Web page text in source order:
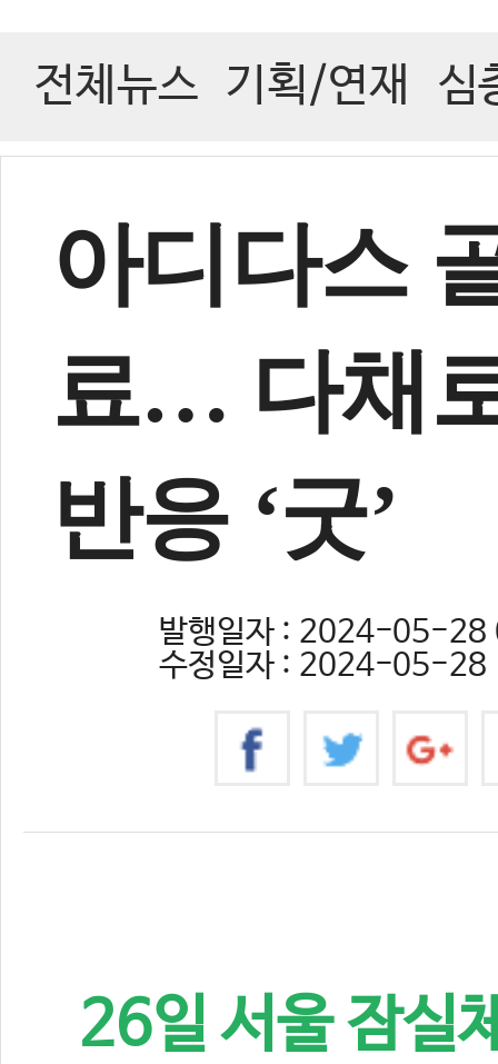
전체뉴스 기획/연재 심
아디다스
료… 다채
반응 ‘굿’
발행일자 : 2024-05-
수정일자 : 2024-05-
26일 서울 잠실